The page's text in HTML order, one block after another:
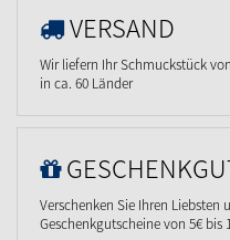
VERSAND
Wir liefern Ihr Schmuckstück
in ca. 60 Länder
Verschenken Sie Ihren Liebsten
Geschenkgutscheine von 5€ bis